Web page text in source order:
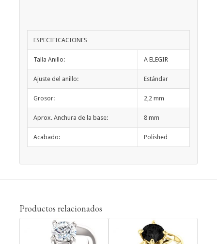
ESPECIFICACIONES
Talla Anillo: A ELEGIR
Ajuste del anillo: Estándar
Grosor: 2,2 mm
Aprox. Anchura de la base: 8 mm
Acabado: Polished
Productos relacionados